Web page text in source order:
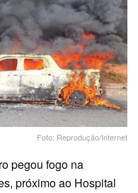
Foto: Reprodução/Internet
pegou fogo na
próximo ao Hospital